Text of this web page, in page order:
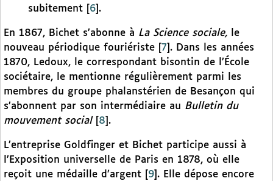
subitement
6 .
En 1867, Bichet s’abonne à La Science sociale,
le
nouveau périodique fouriériste
7 . Dans les années
1870, Ledoux, le correspondant bisontin de l’École
sociétaire, le mentionne régulièrement parmi les
membres du groupe phalanstérien de Besançon qui
s’abonnent par son intermédiaire au Bulletin du
mouvement social[ 8 .
L’entreprise Goldfinger et Bichet participe aussi à
l’Exposition universelle de Paris en 1878, où elle
reçoit une médaille d’argent
9 . Elle dépose encore